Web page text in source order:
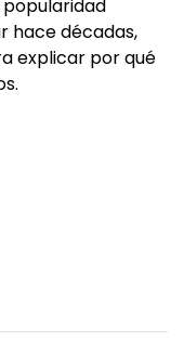
popularidad
hace décadas,
explicar por qué